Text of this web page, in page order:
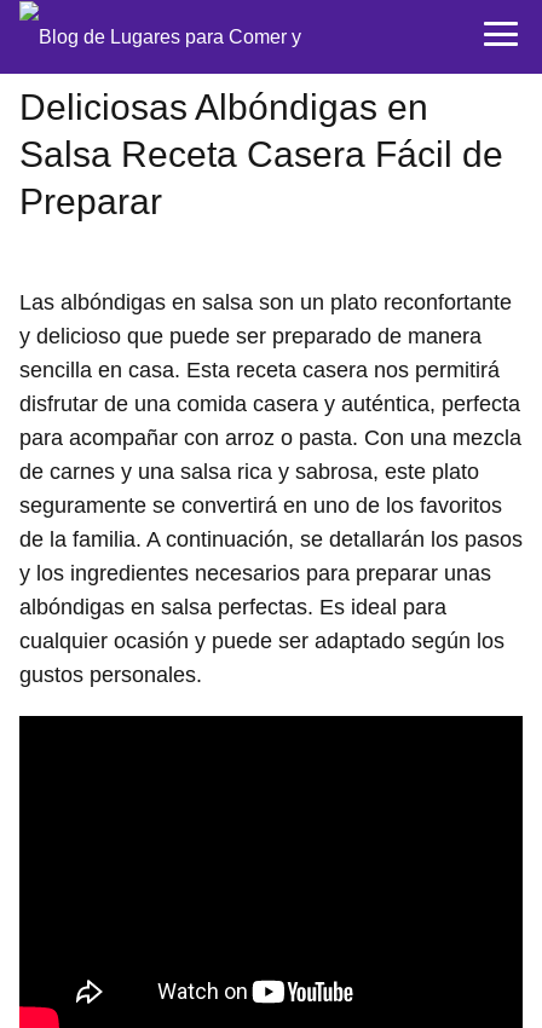
Deliciosas Albóndigas en
Salsa Receta Casera Fácil de
Preparar
Las albóndigas en salsa son un plato reconfortante
y delicioso que puede ser preparado de manera
sencilla en casa. Esta receta casera nos permitirá
disfrutar de una comida casera y auténtica, perfecta
para acompañar con arroz o pasta. Con una mezcla
de carnes y una salsa rica y sabrosa, este plato
seguramente se convertirá en uno de los favoritos
de la familia. A continuación, se detallarán los pasos
y los ingredientes necesarios para preparar unas
albóndigas en salsa perfectas. Es ideal para
cualquier ocasión y puede ser adaptado según los
gustos personales.